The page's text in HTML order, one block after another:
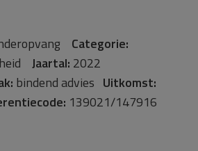
Categorie:
Jaartal: 2022
bindend advies Uitkomst:
139021/147916